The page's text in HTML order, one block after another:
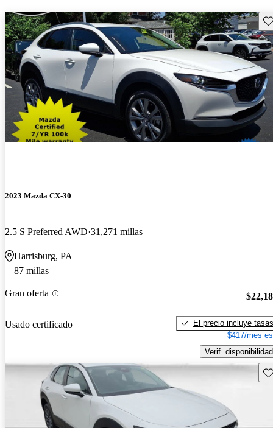
2023 Mazda CX-30
2.5 S Preferred AWD 31,271 millas
Harrisburg, PA
87 millas
Gran oferta
Usado certificado
El precio incluye tasas
$417/mes
Verif. disponibilidad